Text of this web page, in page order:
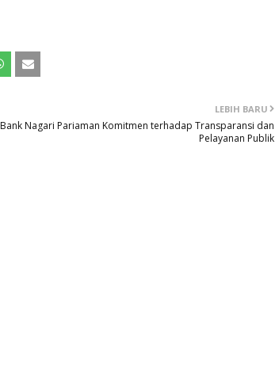
LEBIH BARU
Bank Nagari Pariaman Komitmen terhadap Transparansi dan
Pelayanan Publik